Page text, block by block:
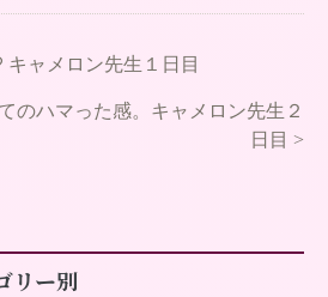
ャメロン先生１日目
のハマった感。キャメロン先生２
日目 >
リー別